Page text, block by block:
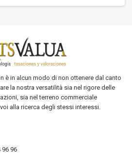
è in alcun modo di non ottenere dal canto
la nostra versatilità sia nel rigore delle
sia nel terreno commerciale
alla ricerca degli stessi interessi.
96 96